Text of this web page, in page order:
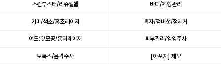
스킨부스터/리쥬엘셀 바디/체형관리
기미/색소/홍조레이저 흑자/검버섯/점제거
여드름/모공/흉터레이저 피부관리/영양주사
보톡스/윤곽주사 [아포지] 제모